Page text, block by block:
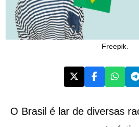
Freepik.
O Brasil é lar de diversas